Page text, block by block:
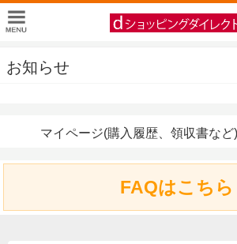
お知らせ
マイページ(購入履歴、領収書など
FAQはこちら